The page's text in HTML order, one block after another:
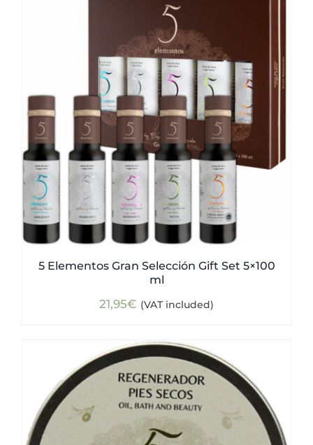
5 Elementos Gran Selección Gift Set 5×100
ml
21,95€ (VAT included)